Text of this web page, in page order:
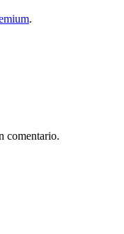
.
comentario.